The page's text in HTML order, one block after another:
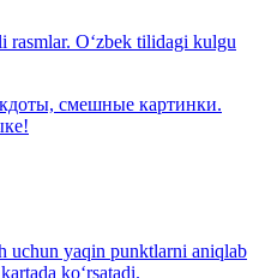
rasmlar. O‘zbek tilidagi kulgu
смешные картинки.
uchun yaqin punktlarni aniqlab
ko‘rsatadi.